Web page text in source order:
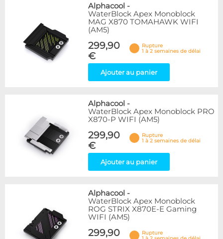
Alphacool -
WaterBlock Apex Monoblock
MAG X870 TOMAHAWK WIFI
(AM5)
299,90
€
Rupture
1 à 2 semaines de délai
Ajouter au panier
Alphacool -
WaterBlock Apex Monoblock PRO
X870-P WIFI (AM5)
299,90
€
Rupture
1 à 2 semaines de délai
Ajouter au panier
Alphacool -
WaterBlock Apex Monoblock
ROG STRIX X870E-E Gaming
WIFI (AM5)
299,90
Rupture